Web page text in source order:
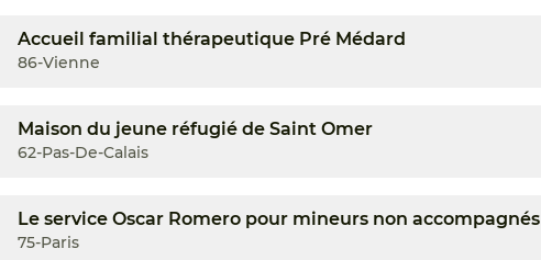
Accueil familial thérapeutique Pré Médard
86-Vienne
Maison du jeune réfugié de Saint Omer
62-Pas-De-Calais
Le service Oscar Romero pour mineurs non accompagnés
75-Paris